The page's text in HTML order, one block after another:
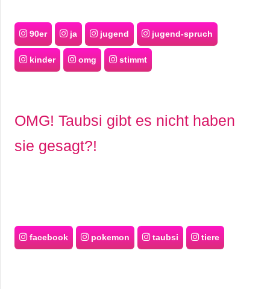
90er ja jugend jugend-spruch
kinder omg stimmt
OMG! Taubsi gibt es nicht haben
sie gesagt?!
facebook pokemon taubsi tiere